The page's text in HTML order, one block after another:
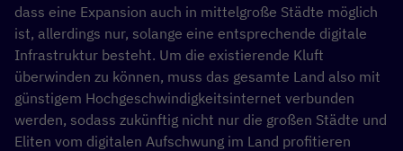
dass eine Expansion auch in mittelgroße Städte möglich
ist, allerdings nur, solange eine entsprechende digitale
Infrastruktur besteht. Um die existierende Kluft
überwinden zu können, muss das gesamte Land also mit
günstigem Hochgeschwindigkeitsinternet verbunden
werden, sodass zukünftig nicht nur die großen Städte und
Eliten vom digitalen Aufschwung im Land profitieren